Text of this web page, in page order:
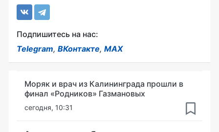
Подпишитесь на нас:
Telegram, ВКонтакте, MAX
Моряк и врач из Калининграда прошли в
финал «Родников» Газмановых
сегодня, 10:31